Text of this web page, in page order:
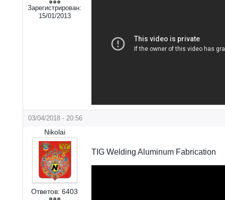
Зарегистрирован:
15/01/2013
03/04/2018 - 20:56
Nikolai
Ответов: 6403
TIG Welding Aluminum Fabrication